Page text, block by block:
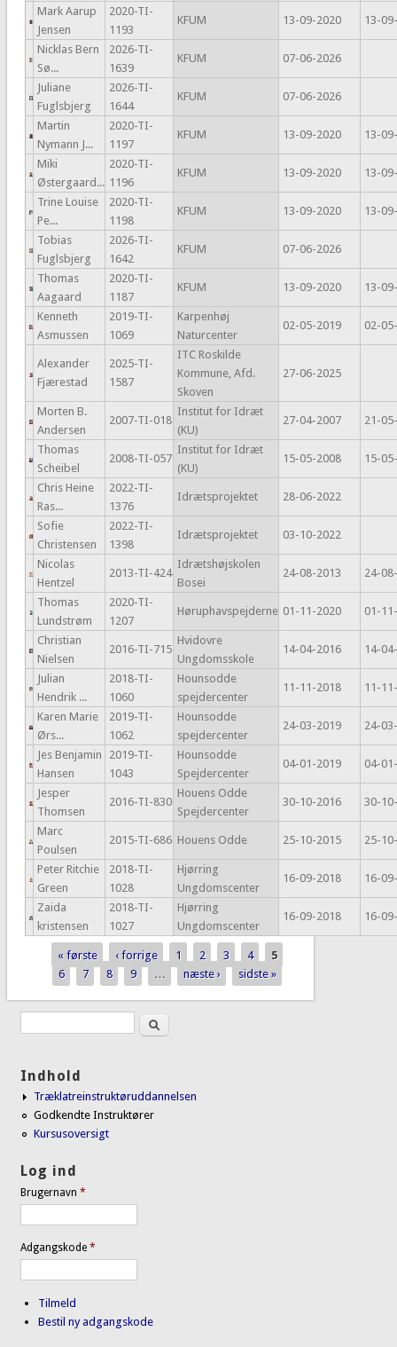
Mark Aarup
Jensen
2020-TI-
1193
KFUM 13-09-2020 13-
Nicklas Bern
Sø...
2026-TI-
1639
KFUM 07-06-2026
Juliane
Fuglsbjerg
2026-TI-
1644
KFUM 07-06-2026
Martin
Nymann J...
2020-TI-
1197
KFUM 13-09-2020 13-
Miki
Østergaard...
2020-TI-
1196
KFUM 13-09-2020 13-
Trine Louise
Pe...
2020-TI-
1198
KFUM 13-09-2020 13-
Tobias
Fuglsbjerg
2026-TI-
1642
KFUM 07-06-2026
Thomas
Aagaard
2020-TI-
1187
KFUM 13-09-2020 13-
Kenneth
Asmussen
2019-TI-
1069
Karpenhøj
Naturcenter
02-05-2019 02-
Alexander
Fjærestad
2025-TI-
1587
ITC Roskilde
Kommune, Afd.
Skoven
27-06-2025
Morten B.
Andersen
2007-TI-018
Institut for Idræt
(KU)
27-04-2007 21-
Thomas
Scheibel
2008-TI-057
Institut for Idræt
(KU)
15-05-2008 15-
Chris Heine
Ras...
2022-TI-
1376
Idrætsprojektet 28-06-2022
Sofie
Christensen
2022-TI-
1398
Idrætsprojektet 03-10-2022
Nicolas
Hentzel
2013-TI-424
Idrætshøjskolen
Bosei
24-08-2013 24-
Thomas
Lundstrøm
2020-TI-
1207
Høruphavspejderne 01-11-2020 01-
Christian
Nielsen
2016-TI-715
Hvidovre
Ungdomsskole
14-04-2016 14-
Julian
Hendrik ...
2018-TI-
1060
Hounsodde
spejdercenter
11-11-2018 11-
Karen Marie
Ørs...
2019-TI-
1062
Hounsodde
spejdercenter
24-03-2019 24-
Jes Benjamin
Hansen
2019-TI-
1043
Hounsodde
Spejdercenter
04-01-2019 04-
Jesper
Thomsen
2016-TI-830
Houens Odde
Spejdercenter
30-10-2016 30-
Marc
Poulsen
2015-TI-686 Houens Odde 25-10-2015 25-
Peter Ritchie
Green
2018-TI-
1028
Hjørring
Ungdomscenter
16-09-2018 16-
Zaida
kristensen
2018-TI-
1027
Hjørring
Ungdomscenter
16-09-2018 16-
Sider« første ‹ forrige 1 2 3 4
5
6
7 8 9 … næste › sidste »
Søgefelt Søg
Indhold
Træklatreinstruktøruddannelsen
Godkendte Instruktører
Kursusoversigt
Log ind
Brugernavn*
Adgangskode*
Tilmeld
Bestil ny adgangskode